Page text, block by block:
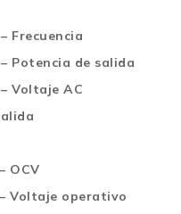
Frecuencia
Potencia de salida
Voltaje AC
OCV
Voltaje operativo